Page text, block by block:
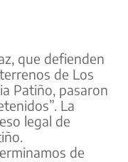
que defienden
de Los
Patiño, pasaron
La
legal de
de